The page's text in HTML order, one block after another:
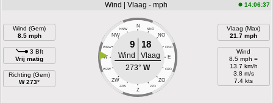
Wind | Vlaag - mph 14:06:37
Wind (Gem)
8.5 mph
3 Bft
Vrij matig
Richting (Gem)
W 273°
N
NNW NNO
NW NO
WNW ONO
W E
WZW OZO
ZW ZO
ZZW ZZO
Z
9 18
Wind
Vlaag
273° W
Vlaag (Max)
21.7 mph
Wind
8.5 mph =
13.7 km/h
3.8 m/s
7.4 kts